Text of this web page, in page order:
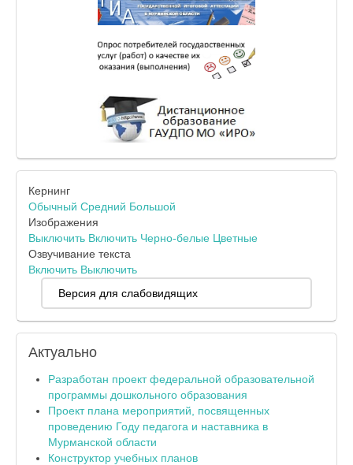
Кернинг
Обычный Средний Большой
Изображения
Выключить Включить Черно-белые Цветные
Озвучивание текста
Включить Выключить
Версия для слабовидящих
Актуально
Разработан проект федеральной образовательной
программы дошкольного образования
Проект плана мероприятий, посвященных
проведению Году педагога и наставника в
Мурманской области
Конструктор учебных планов